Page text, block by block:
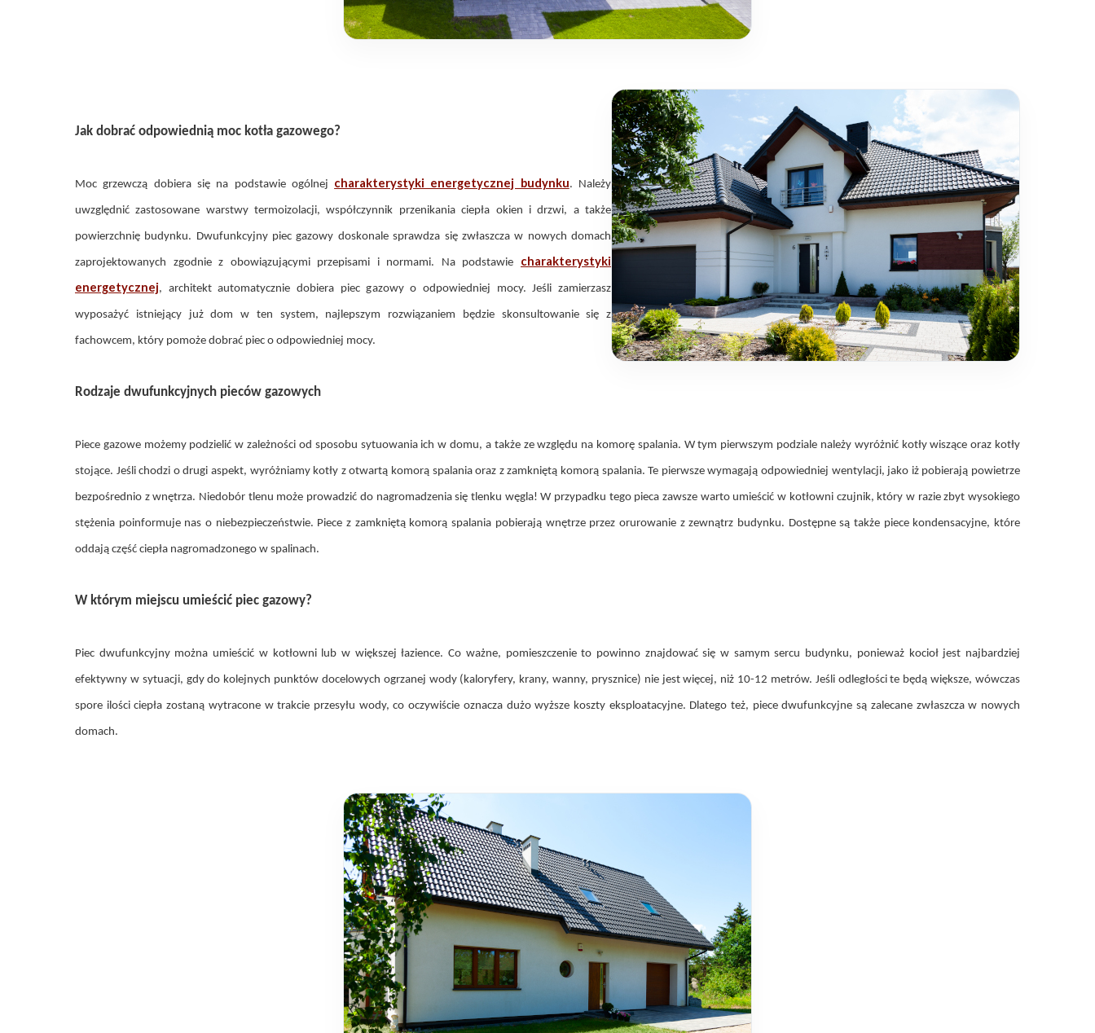
Jak dobrać odpowiednią moc kotła gazowego?
Moc grzewczą dobiera się na podstawie ogólnej charakterystyki energetycznej budynku. Należy
uwzględnić zastosowane warstwy termoizolacji, współczynnik przenikania ciepła okien i drzwi, a także
powierzchnię budynku. Dwufunkcyjny piec gazowy doskonale sprawdza się zwłaszcza w nowych domach
zaprojektowanych zgodnie z obowiązującymi przepisami i normami. Na podstawie charakterystyki
energetycznej, architekt automatycznie dobiera piec gazowy o odpowiedniej mocy. Jeśli zamierzasz
wyposażyć istniejący już dom w ten system, najlepszym rozwiązaniem będzie skonsultowanie się z
fachowcem, który pomoże dobrać piec o odpowiedniej mocy.
Rodzaje dwufunkcyjnych pieców gazowych
Piece gazowe możemy podzielić w zależności od sposobu sytuowania ich w domu, a także ze względu na komorę spalania. W tym pierwszym podziale należy wyróżnić kotły wiszące oraz kotły
stojące. Jeśli chodzi o drugi aspekt, wyróżniamy kotły z otwartą komorą spalania oraz z zamkniętą komorą spalania. Te pierwsze wymagają odpowiedniej wentylacji, jako iż pobierają powietrze
bezpośrednio z wnętrza. Niedobór tlenu może prowadzić do nagromadzenia się tlenku węgla! W przypadku tego pieca zawsze warto umieścić w kotłowni czujnik, który w razie zbyt wysokiego
stężenia poinformuje nas o niebezpieczeństwie. Piece z zamkniętą komorą spalania pobierają wnętrze przez orurowanie z zewnątrz budynku. Dostępne są także piece kondensacyjne, które
oddają część ciepła nagromadzonego w spalinach.
W którym miejscu umieścić piec gazowy?
Piec dwufunkcyjny można umieścić w kotłowni lub w większej łazience. Co ważne, pomieszczenie to powinno znajdować się w samym sercu budynku, ponieważ kocioł jest najbardziej
efektywny w sytuacji, gdy do kolejnych punktów docelowych ogrzanej wody (kaloryfery, krany, wanny, prysznice) nie jest więcej, niż 10-12 metrów. Jeśli odległości te będą większe, wówczas
spore ilości ciepła zostaną wytracone w trakcie przesyłu wody, co oczywiście oznacza dużo wyższe koszty eksploatacyjne. Dlatego też, piece dwufunkcyjne są zalecane zwłaszcza w nowych
domach.